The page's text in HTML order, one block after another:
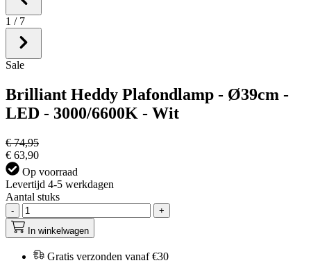
1 / 7
Sale
Brilliant Heddy Plafondlamp - Ø39cm -
LED - 3000/6600K - Wit
€ 74,95
€ 63,90
Op voorraad
Levertijd 4-5 werkdagen
Aantal stuks
-
+
In winkelwagen
Gratis verzonden vanaf €30